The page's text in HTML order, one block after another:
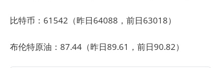
比特币：61542（昨日64088，前日63018）
布伦特原油：87.44（昨日89.61，前日90.82）